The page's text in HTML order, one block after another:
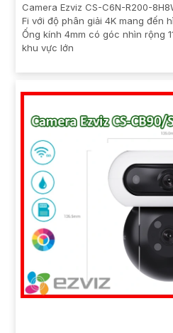
Camera Ezviz CS-C6N-R200-
Fi với độ phân giải 4K mang đến
Ống kính 4mm có góc nhìn rộng
khu vực lớn